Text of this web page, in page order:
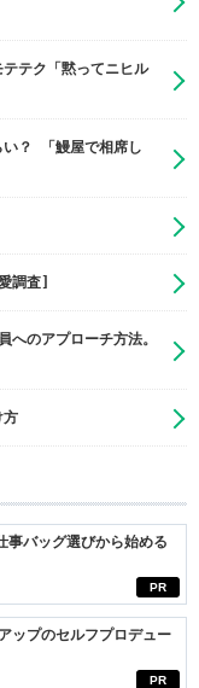
テク「黙ってニヒル
い？ 「鰻屋で相席し
調査]
のアプローチ方法。
方
PR
バッグ選びから始める
PR
ップのセルフプロデュー